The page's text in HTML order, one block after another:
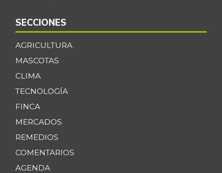
SECCIONES
AGRICULTURA
MASCOTAS
CLIMA
TECNOLOGÍA
FINCA
MERCADOS
REMEDIOS
COMENTARIOS
AGENDA